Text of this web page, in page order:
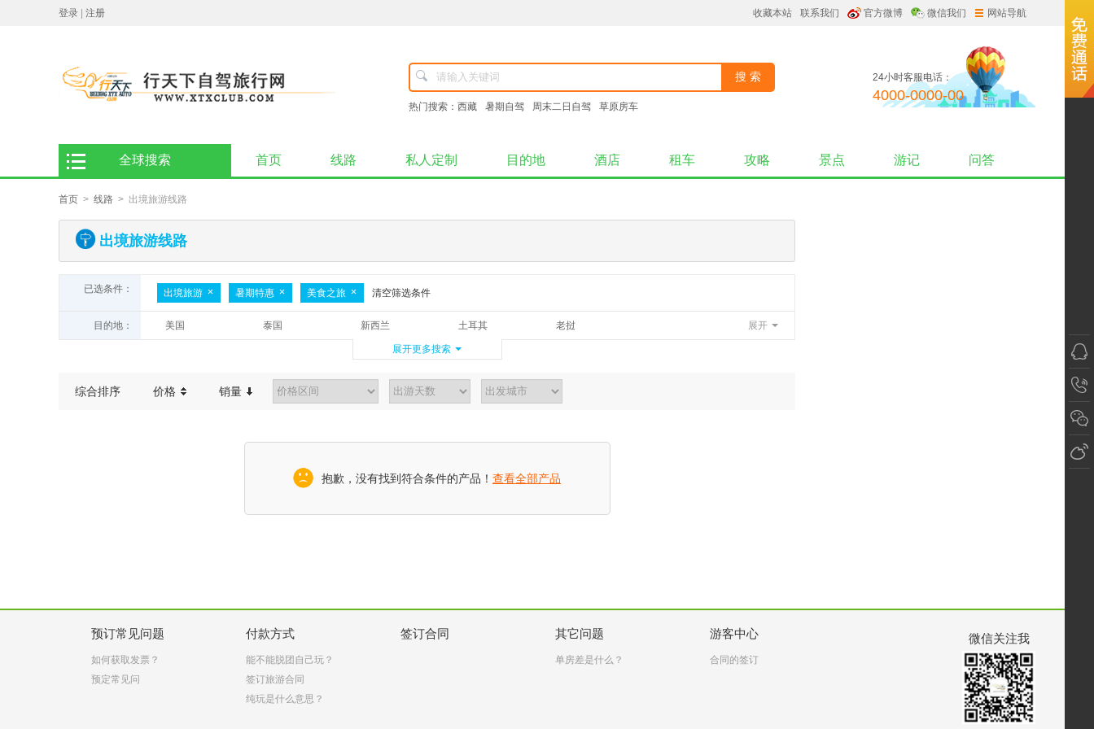
登录 注册 收藏本站 联系我们 官方微博 微信我们 网站导航
热门搜索： 西藏 暑期自驾 周末二日自驾 草原房车
24小时客服电话：
4000-0000-00
全球搜索 首页 线路 私人定制 目的地 酒店 租车 攻略 景点 游记 问答
首页 > 线路 > 出境旅游线路
出境旅游线路
已选条件： 出境旅游 暑期特惠 美食之旅 清空筛选条件
目的地： 美国 泰国 新西兰 土耳其
老挝
展开
展开更多搜索
综合排序 价格 销量
抱歉，没有找到符合条件的产品！ 查看全部产品
预订常见问题
如何获取发票？
预定常见问
付款方式
能不能脱团自己玩？
签订旅游合同
纯玩是什么意思？
签订合同 其它问题
单房差是什么？
游客中心
合同的签订
微信关注我